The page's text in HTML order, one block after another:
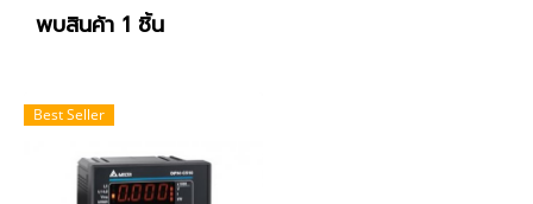
พบสินค้า 1 ชิ้น
Best Seller